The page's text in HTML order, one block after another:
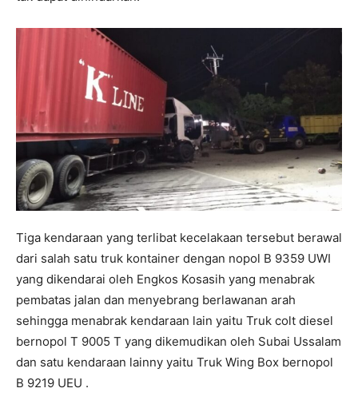
Tiga kendaraan yang terlibat kecelakaan tersebut berawal
dari salah satu truk kontainer dengan nopol B 9359 UWI
yang dikendarai oleh Engkos Kosasih yang menabrak
pembatas jalan dan menyebrang berlawanan arah
sehingga menabrak kendaraan lain yaitu Truk colt diesel
bernopol T 9005 T yang dikemudikan oleh Subai Ussalam
dan satu kendaraan lainny yaitu Truk Wing Box bernopol
B 9219 UEU .